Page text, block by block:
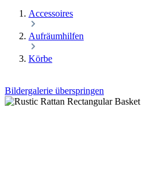
Accessoires
Aufräumhilfen
Körbe
Bildergalerie überspringen